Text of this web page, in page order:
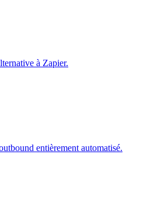
à Zapier.
entièrement automatisé.